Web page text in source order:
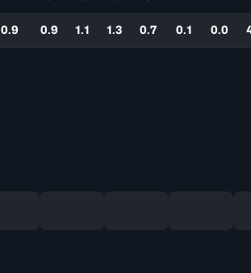
0.9 0.9 1.1 1.3 0.7 0.1 0.0